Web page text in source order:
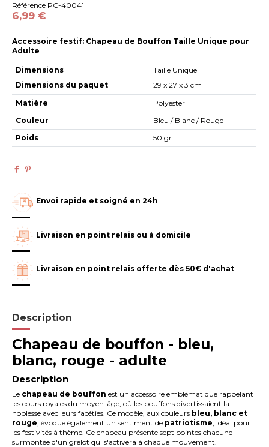
Référence PC-40041
6,99 €
Accessoire festif: Chapeau de Bouffon Taille Unique pour
Adulte
Dimensions
Dimensions du paquet
Taille Unique
29 x 27 x 3 cm
Matière
Polyester
Couleur
Bleu / Blanc / Rouge
Poids
50 gr
Envoi rapide et soigné en 24h
Livraison en point relais ou à domicile
Livraison en point relais offerte dès 50€ d'achat
Description
Chapeau de bouffon - bleu,
blanc, rouge - adulte
Description
Le chapeau de bouffon est un accessoire emblématique rappelant
les cours royales du moyen-âge, où les bouffons divertissaient la
noblesse avec leurs facéties. Ce modèle, aux couleurs bleu, blanc et
rouge , évoque également un sentiment de patriotisme , idéal pour
les festivités à thème. Ce chapeau présente sept pointes chacune
surmontée d'un grelot qui s'activera à chaque mouvement.